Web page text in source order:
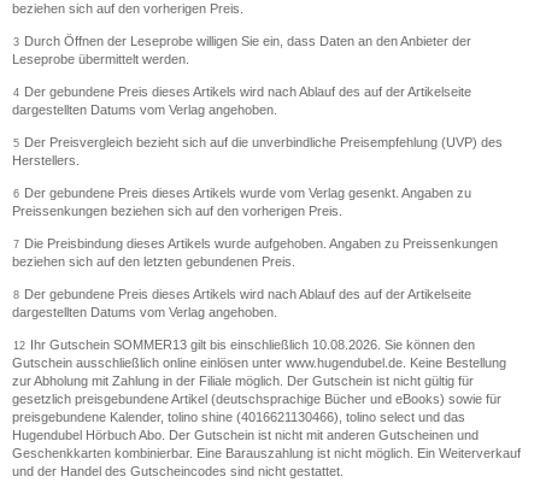
beziehen sich auf den vorherigen Preis.
3
Durch Öffnen der Leseprobe willigen Sie ein, dass Daten an den Anbieter der
Leseprobe übermittelt werden.
4
Der gebundene Preis dieses Artikels wird nach Ablauf des auf der Artikelseite
dargestellten Datums vom Verlag angehoben.
5
Der Preisvergleich bezieht sich auf die unverbindliche Preisempfehlung (UVP) des
Herstellers.
6
Der gebundene Preis dieses Artikels wurde vom Verlag gesenkt. Angaben zu
Preissenkungen beziehen sich auf den vorherigen Preis.
7
Die Preisbindung dieses Artikels wurde aufgehoben. Angaben zu Preissenkungen
beziehen sich auf den letzten gebundenen Preis.
8
Der gebundene Preis dieses Artikels wird nach Ablauf des auf der Artikelseite
dargestellten Datums vom Verlag angehoben.
12
Ihr Gutschein SOMMER13 gilt bis einschließlich 10.08.2026. Sie können den
Gutschein ausschließlich online einlösen unter www.hugendubel.de. Keine Bestellung
zur Abholung mit Zahlung in der Filiale möglich. Der Gutschein ist nicht gültig für
gesetzlich preisgebundene Artikel (deutschsprachige Bücher und eBooks) sowie für
preisgebundene Kalender, tolino shine (4016621130466), tolino select und das
Hugendubel Hörbuch Abo. Der Gutschein ist nicht mit anderen Gutscheinen und
Geschenkkarten kombinierbar. Eine Barauszahlung ist nicht möglich. Ein Weiterverkauf
und der Handel des Gutscheincodes sind nicht gestattet.